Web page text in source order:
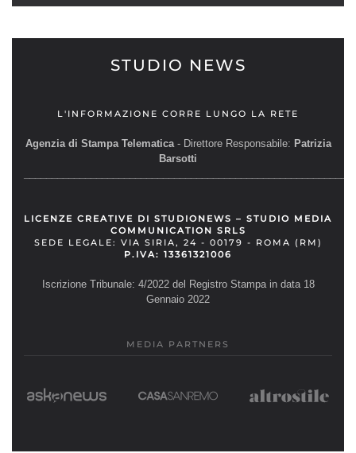
STUDIO NEWS
L'INFORMAZIONE CORRE LUNGO LA RETE
Agenzia di Stampa Telematica- Direttore Responsabile: Patrizia
Barsotti
LICENZE CREATIVE DI STUDIONEWS – STUDIO MEDIA
COMMUNICATION SRLS
SEDE LEGALE: VIA SIRIA, 24 - 00179 - ROMA (RM)
P.IVA: 13361321006
Iscrizione Tribunale: 4/2022 del Registro Stampa in data 18
Gennaio 2022
MEDIA PARTNERS